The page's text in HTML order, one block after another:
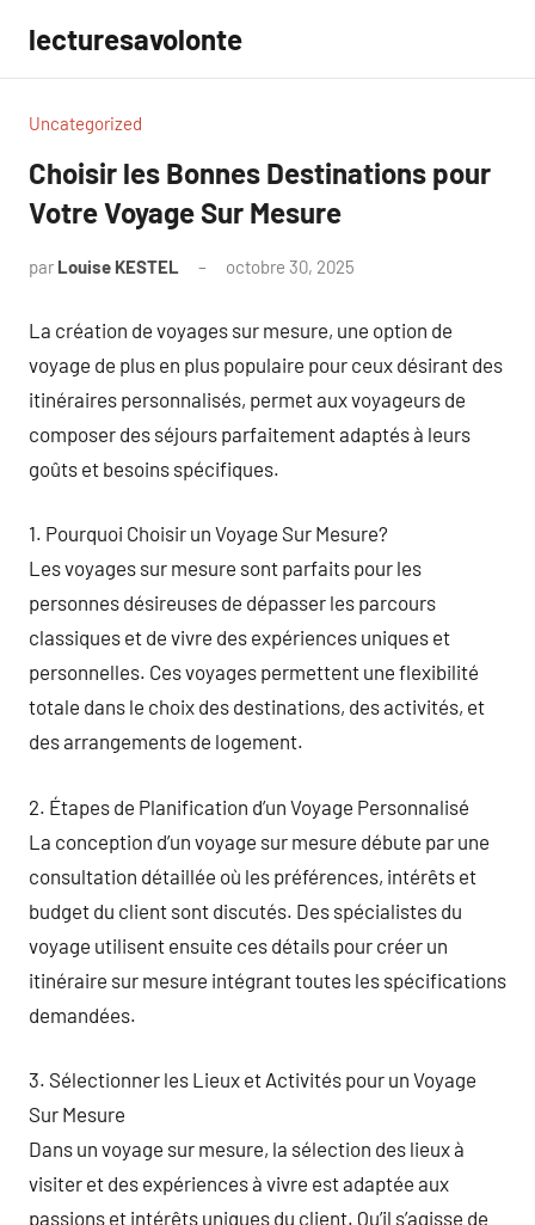
contenu
lecturesavolonte
Uncategorized
Choisir les Bonnes Destinations pour
Votre Voyage Sur Mesure
par Louise KESTEL octobre 30, 2025
La création de voyages sur mesure, une option de
voyage de plus en plus populaire pour ceux désirant des
itinéraires personnalisés, permet aux voyageurs de
composer des séjours parfaitement adaptés à leurs
goûts et besoins spécifiques.
1. Pourquoi Choisir un Voyage Sur Mesure?
Les voyages sur mesure sont parfaits pour les
personnes désireuses de dépasser les parcours
classiques et de vivre des expériences uniques et
personnelles. Ces voyages permettent une flexibilité
totale dans le choix des destinations, des activités, et
des arrangements de logement.
2. Étapes de Planification d’un Voyage Personnalisé
La conception d’un voyage sur mesure débute par une
consultation détaillée où les préférences, intérêts et
budget du client sont discutés. Des spécialistes du
voyage utilisent ensuite ces détails pour créer un
itinéraire sur mesure intégrant toutes les spécifications
demandées.
3. Sélectionner les Lieux et Activités pour un Voyage
Sur Mesure
Dans un voyage sur mesure, la sélection des lieux à
visiter et des expériences à vivre est adaptée aux
passions et intérêts uniques du client. Qu’il s’agisse de